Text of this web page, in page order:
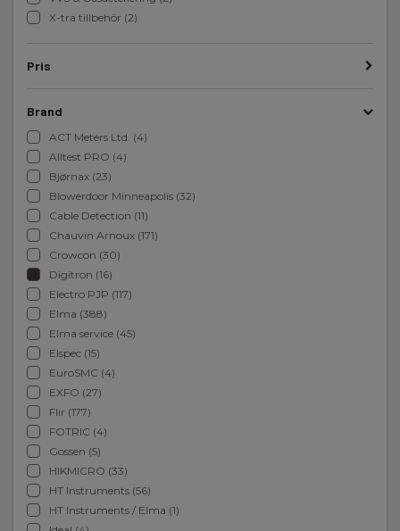
X-tra tillbehör (2)
Pris
Brand
ACT Meters Ltd. (4)
Alltest PRO (4)
Bjørnax (23)
Blowerdoor Minneapolis (32)
Cable Detection (11)
Chauvin Arnoux (171)
Crowcon (30)
Digitron (16)
Electro PJP (117)
Elma (388)
Elma service (45)
Elspec (15)
EuroSMC (4)
EXFO (27)
Flir (177)
FOTRIC (4)
Gossen (5)
HIKMICRO (33)
HT Instruments (56)
HT Instruments / Elma (1)